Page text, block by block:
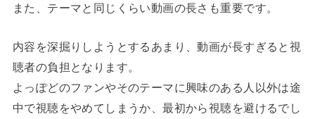
また、テーマと同じくらい動画の長さも重要です。
内容を深掘りしようとするあまり、動画が長すぎると視
聴者の負担となります。
よっぽどのファンやそのテーマに興味のある人以外は途
中で視聴をやめてしまうか、最初から視聴を避けるでし